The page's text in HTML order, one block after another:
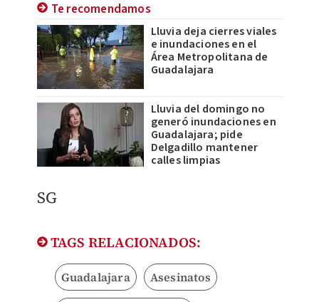
Te recomendamos
Lluvia deja cierres viales
e inundaciones en el
Área Metropolitana de
Guadalajara
Lluvia del domingo no
generó inundaciones en
Guadalajara; pide
Delgadillo mantener
calles limpias
SG
TAGS RELACIONADOS:
Guadalajara Asesinatos